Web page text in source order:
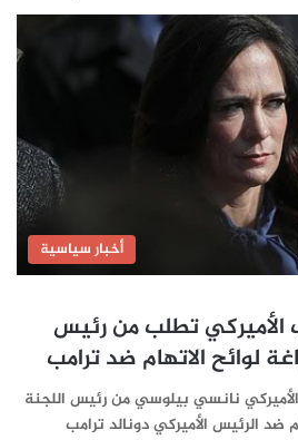
أخبار سياسية
الأميركي تطلب من رئيس
لوائح الاتهام ضد ترامب
نانسي بيلوسي من رئيس اللجنة
ضد الرئيس الأميركي دونالد ترامب